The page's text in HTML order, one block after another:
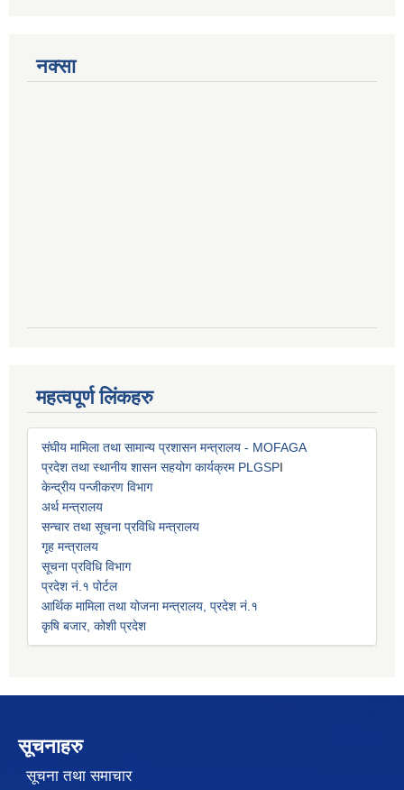
नक्सा
महत्वपूर्ण लिंकहरु
संघीय मामिला तथा सामान्य प्रशासन मन्त्रालय - MOFAGA
प्रदेश तथा स्थानीय शासन सहयोग कार्यक्रम PLGSPI
केन्द्रीय पन्जीकरण विभाग
अर्थ मन्त्रालय
सन्चार तथा सूचना प्रविधि मन्त्रालय
गृह मन्त्रालय
सूचना प्रविधि विभाग
प्रदेश नं.१ पोर्टल
आर्थिक मामिला तथा योजना मन्त्रालय, प्रदेश नं.१
कृषि बजार, कोशी प्रदेश
सूचनाहरु
सूचना तथा समाचार